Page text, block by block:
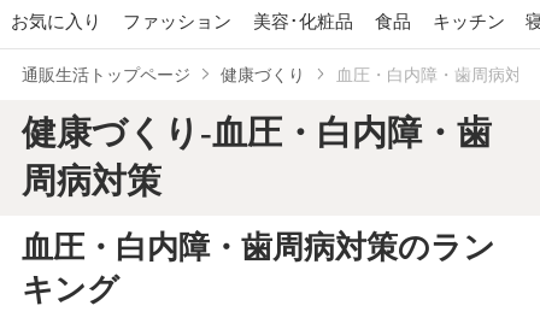
ー
バ
お気に入り ファッション 美容･化粧品 食品 キッチン
通販生活トップページ 健康づくり 血圧・白内障・歯周病対策
健康づくり-血圧・白内障・歯
周病対策
血圧・白内障・歯周病対策のラン
キング